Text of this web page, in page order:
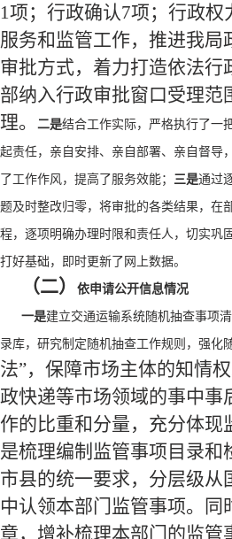
1项；行政确认7项；行政
服务和监管工作，推进我
审批方式，着力打造依法行
部纳入行政审批窗口受理
理。
二是结合工作实际，严格执行了一
起责任，亲自安排、亲自部署、亲自督导
了工作作风，提高了服务效能； 三是通过
题及时整改归零，将审批的各类结果，在
程，逐项明确办理时限和责任人，切实巩
打好基础，即时更新了网上数据。
（二） 依申请公开信息情况
一是建立交通运输系统随机抽查事项
录库，研究制定随机抽查工作规则，强化
法”，保障市场主体的知情
政快递等市场领域的事中
作的比重和分量，充分体
是梳理编制监管事项目录
市县的统一要求，分层级
中认领本部门监管事项。
章，增补梳理本部门的监